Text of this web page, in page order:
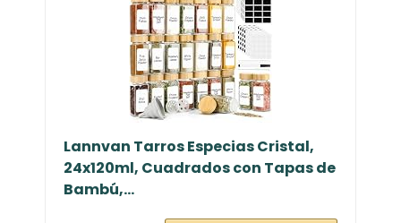
Lannvan Tarros Especias Cristal,
24x120ml, Cuadrados con Tapas de
Bambú,...